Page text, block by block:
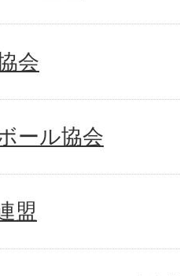
会
ール協会
盟